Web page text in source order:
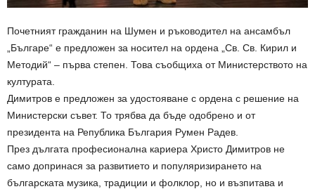
Почетният гражданин на Шумен и ръководител на ансамбъл
„Българе“ е предложен за носител на ордена „Св. Св. Кирил и
Методий“ – първа степен. Това съобщиха от Министерството на
културата.
Димитров е предложен за удостояване с ордена с решение на
Министерски съвет. То трябва да бъде одобрено и от
президента на Република България Румен Радев.
През дългата професионална кариера Христо Димитров не
само допринася за развитието и популяризирането на
българската музика, традиции и фолклор, но и възпитава и